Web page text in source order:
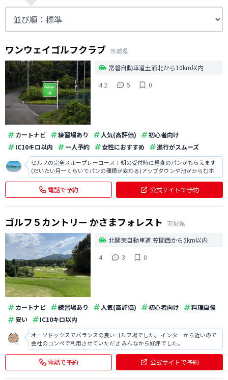
ワンウェイゴルフクラブ 茨城県
常磐自動車道土浦北から10km以内
4.2
5 0
カートナビ 練習場あり 人気(高評価)
初心者向け
IC10キロ以内
一人予約 女性におすすめ 進行がスムーズ
セルフの完全スループレーコース！朝の受付時に軽食のパンがもらえます
(だいたい月一くらいでパンの種類が変わる)アップダウンや池がからむホー
ルもあるのでスコアを出すにはテクニックが必要なコースだと思います。
(毎回8番ショートで池にボールを寄付してます・涙)全体的にコンディショ
ンが良いので気持ち良く回れま
電話で予約 公式サイトで予約
ゴルフ５カントリー かさまフォレスト
茨城県
北関東自動車道 笠間西から5km以内
4
3 0
カートナビ 練習場あり 人気(高評価) 初心者向け
料理自慢
安い
IC10キロ以内
オーソドックスでバランスの良いゴルフ場でした。 インターから近いので
会社のコンペで利用させていただき みんなから好評でした。
電話で予約 公式サイトで予約